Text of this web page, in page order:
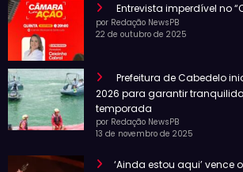
Entrevista imperdível no
por Redação NewsPB
22 de outubro de 2025
Prefeitura de Cabedelo
2026 para garantir
temporada
por Redação NewsPB
13 de novembro de 2025
‘Ainda estou aqui’ vence